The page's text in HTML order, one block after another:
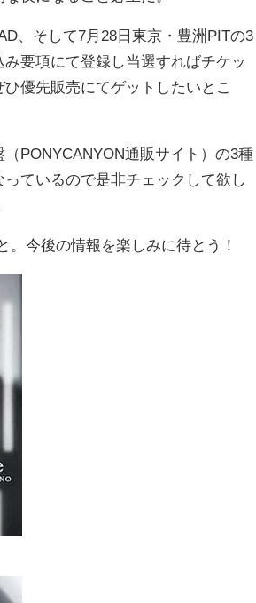
、そして7月28日東京・豊洲PITの3
要項にて登録し当選すればチケッ
優先販売にてゲットしたいとこ
PONYCANYON通販サイト）の3種
ているので是非チェックして欲し
今後の情報を楽しみに待とう！